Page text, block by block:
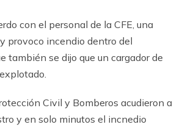
con el personal de la CFE, una
provoco incendio dentro del
también se dijo que un cargador de
Civil y Bomberos acudieron a
y en solo minutos el incnedio